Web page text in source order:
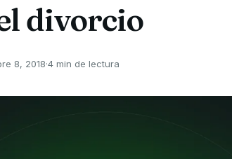
divorcio
8, 2018·4 min de lectura